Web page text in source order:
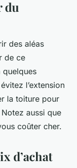
du
des aléas
de ce
l’extension
la toiture pour
aussi que
coûter cher.
d’achat